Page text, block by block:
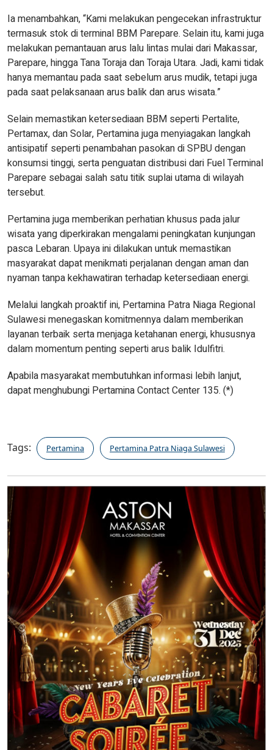
Ia menambahkan, “Kami melakukan pengecekan infrastruktur
termasuk stok di terminal BBM Parepare. Selain itu, kami juga
melakukan pemantauan arus lalu lintas mulai dari Makassar,
Parepare, hingga Tana Toraja dan Toraja Utara. Jadi, kami tidak
hanya memantau pada saat sebelum arus mudik, tetapi juga
pada saat pelaksanaan arus balik dan arus wisata.”
Selain memastikan ketersediaan BBM seperti Pertalite,
Pertamax, dan Solar, Pertamina juga menyiagakan langkah
antisipatif seperti penambahan pasokan di SPBU dengan
konsumsi tinggi, serta penguatan distribusi dari Fuel Terminal
Parepare sebagai salah satu titik suplai utama di wilayah
tersebut.
Pertamina juga memberikan perhatian khusus pada jalur
wisata yang diperkirakan mengalami peningkatan kunjungan
pasca Lebaran. Upaya ini dilakukan untuk memastikan
masyarakat dapat menikmati perjalanan dengan aman dan
nyaman tanpa kekhawatiran terhadap ketersediaan energi.
Melalui langkah proaktif ini, Pertamina Patra Niaga Regional
Sulawesi menegaskan komitmennya dalam memberikan
layanan terbaik serta menjaga ketahanan energi, khususnya
dalam momentum penting seperti arus balik Idulfitri.
Apabila masyarakat membutuhkan informasi lebih lanjut,
dapat menghubungi Pertamina Contact Center 135. (*)
Tags: Pertamina Pertamina Patra Niaga Sulawesi